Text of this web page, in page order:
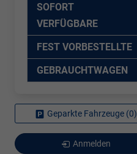
SOFORT
VERFÜGBARE
FEST VORBESTELLTE
GEBRAUCHTWAGEN
Geparkte Fahrzeuge (0)
Anmelden